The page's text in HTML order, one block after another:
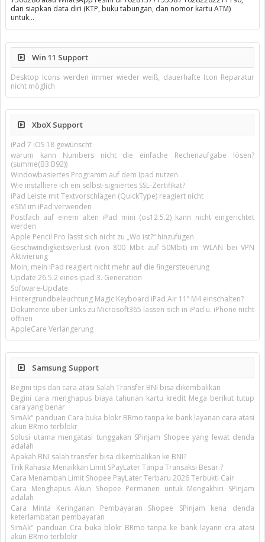
dan siapkan data diri (KTP, buku tabungan, dan nomor kartu ATM)
untuk…
Win 11 Support
Desktop Icons werden immer wieder weiß, dauerhafte Icon Reparatur
nicht möglich
XboX Support
iPad 7 iOS 18 gewünscht
warum kann Numbers nicht die einfache Rechenaufgabe lösen?
(summe(B3:B92))
Windowbasiertes Programm auf dem Ipad nutzen
Wie installiere ich ein selbst-signiertes SSL-Zertifikat?
iPad Leiste mit Textvorschlägen (QuickType) reagiert nicht
eSIM im iPad verwenden
Postfach auf einem alten iPad mini (os12.5.2) kann nicht eingerichtet
werden
Apple Pencil Pro lässt sich nicht zu „Wo ist?“ hinzufügen
Geschwindigkeitsverlust (von 800 Mbit auf 50Mbit) im WLAN bei VPN
Aktivierung
Moin, mein iPad reagiert nicht mehr auf die fingersteuerung
Update 26.5.2 eines ipad 3. Generation
Software-Update
Hintergrundbeleuchtung Magic Keyboard iPad Air 11’’ M4 einschalten?
Dokumente über Links zu Microsoft365 lassen sich in iPad u. iPhone nicht
öffnen
AppleCare Verlängerung
Samsung Support
Begini tips dan cara atasi Salah Transfer BNI bisa dikembalikan
Begini cara menghapus biaya tahunan kartu kredit Mega berikut tutup
cara yang benar
SimAk" panduan Cara buka blokr BRmo tanpa ke bank layanan cara atasi
akun BRmo terblokr
Solusi utama mengatasi tunggakan SPinjam Shopee yang lewat denda
adalah
Apakah BNI salah transfer bisa dikembalikan ke BNI?
Trik Rahasia Menaikkan Limit SPayLater Tanpa Transaksi Besar.?
Cara Menambah Limit Shopee PayLater Terbaru 2026 Terbukti Cair
Cara Menghapus Akun Shopee Permanen untuk Mengakhiri SPinjam
adalah
Cara Minta Keringanan Pembayaran Shopee SPinjam kena denda
keterlambatan pembayaran
SimAk" panduan Cra buka blokr BRmo tanpa ke bank layann cra atasi
akun BRmo terblokr